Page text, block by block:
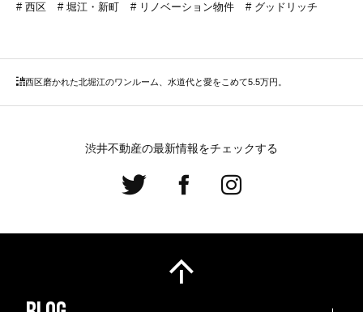
西区
堀江・新町 リノベーション物件 グッドリッチ
磨かれた北堀江のワンルーム、水道代と愛をこめて5.5万円。
西区
渋井不動産の最新情報をチェックする